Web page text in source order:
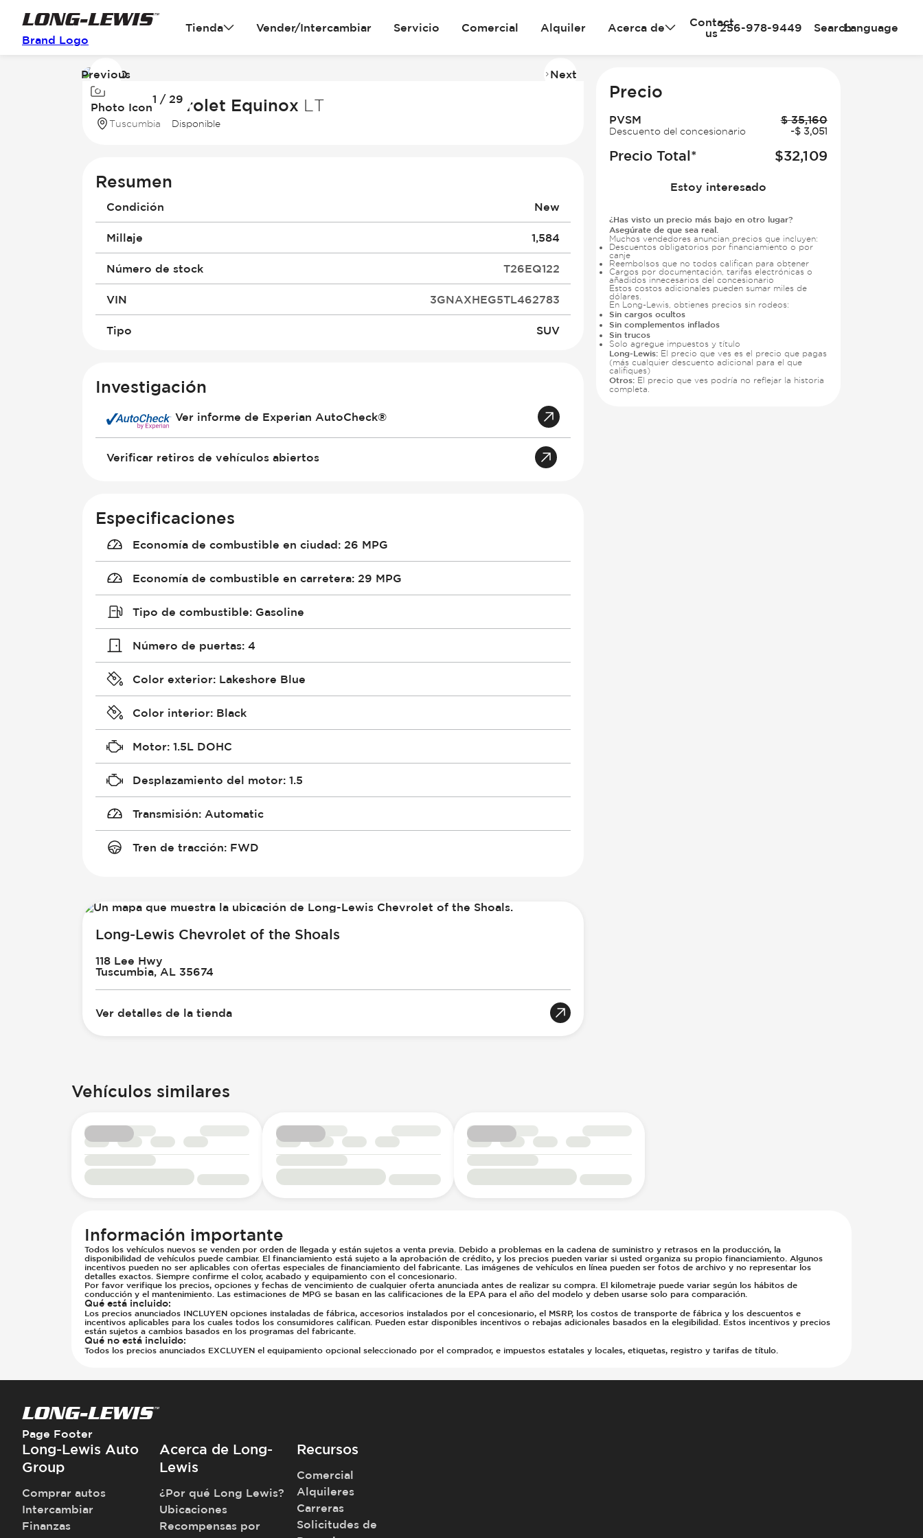
Brand Logo
Tienda Vender/Intercambiar Servicio Comercial Alquiler Acerca de
Contact
us256-978-9449 SearchLanguage
Image
of
Image
Photo Icon
1 / 29
Previous Next
2026 Chevrolet Equinox LT
Tuscumbia Disponible
Precio
PVSM $ 35,160
Descuento del concesionario -$ 3,051
Precio Total* $32,109
Estoy interesado
¿Has visto un precio más bajo en otro lugar?
Asegúrate de que sea real.
Muchos vendedores anuncian precios que incluyen:
Descuentos obligatorios por financiamiento o por
canje
Reembolsos que no todos califican para obtener
Cargos por documentación, tarifas electrónicas o
añadidos innecesarios del concesionario
Estos costos adicionales pueden sumar miles de
dólares.
En Long-Lewis, obtienes precios sin rodeos:
Sin cargos ocultos
Sin complementos inflados
Sin trucos
Solo agregue impuestos y título
Long-Lewis: El precio que ves es el precio que pagas
(más cualquier descuento adicional para el que
califiques)
Otros: El precio que ves podría no reflejar la historia
completa.
Resumen
Condición New
Millaje 1,584
Número de stock T26EQ122
VIN 3GNAXHEG5TL462783
Tipo SUV
Investigación
Ver informe de Experian AutoCheck®
Verificar retiros de vehículos abiertos
Especificaciones
Economía de combustible en ciudad: 26 MPG
Economía de combustible en carretera: 29 MPG
Tipo de combustible: Gasoline
Número de puertas: 4
Color exterior: Lakeshore Blue
Color interior: Black
Motor: 1.5L DOHC
Desplazamiento del motor: 1.5
Transmisión: Automatic
Tren de tracción: FWD
Long-Lewis Chevrolet of the Shoals
118 Lee Hwy
Tuscumbia, AL 35674
Ver detalles de la tienda
Vehículos similares
Información importante
Todos los vehículos nuevos se venden por orden de llegada y están sujetos a venta previa. Debido a problemas en la cadena de suministro y retrasos en la producción, la
disponibilidad de vehículos puede cambiar. El financiamiento está sujeto a la aprobación de crédito, y los precios pueden variar si usted organiza su propio financiamiento. Algunos
incentivos pueden no ser aplicables con ofertas especiales de financiamiento del fabricante. Las imágenes de vehículos en línea pueden ser fotos de archivo y no representar los
detalles exactos. Siempre confirme el color, acabado y equipamiento con el concesionario.
Por favor verifique los precios, opciones y fechas de vencimiento de cualquier oferta anunciada antes de realizar su compra. El kilometraje puede variar según los hábitos de
conducción y el mantenimiento. Las estimaciones de MPG se basan en las calificaciones de la EPA para el año del modelo y deben usarse solo para comparación.
Qué está incluido:
Los precios anunciados INCLUYEN opciones instaladas de fábrica, accesorios instalados por el concesionario, el MSRP, los costos de transporte de fábrica y los descuentos e
incentivos aplicables para los cuales todos los consumidores califican. Pueden estar disponibles incentivos o rebajas adicionales basados en la elegibilidad. Estos incentivos y precios
están sujetos a cambios basados en los programas del fabricante.
Qué no está incluido:
Todos los precios anunciados EXCLUYEN el equipamiento opcional seleccionado por el comprador, e impuestos estatales y locales, etiquetas, registro y tarifas de título.
Page Footer
Long-Lewis Auto
Group
Comprar autos
Intercambiar
Finanzas
Acerca de Long-
Lewis
¿Por qué Long Lewis?
Ubicaciones
Recompensas por
Recursos
Comercial
Alquileres
Carreras
Solicitudes de